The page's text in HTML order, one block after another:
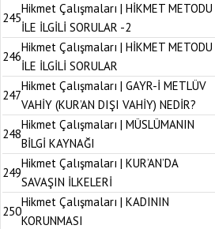
245
Hikmet Çalışmaları | HİKMET METODU
İLE İLGİLİ SORULAR -2
246
Hikmet Çalışmaları | HİKMET METODU
İLE İLGİLİ SORULAR
247
Hikmet Çalışmaları | GAYR-İ METLÜV
VAHİY (KUR’AN DIŞI VAHİY) NEDİR?
248
Hikmet Çalışmaları | MÜSLÜMANIN
BİLGİ KAYNAĞI
249
Hikmet Çalışmaları | KUR’AN’DA
SAVAŞIN İLKELERİ
250
Hikmet Çalışmaları | KADININ
KORUNMASI